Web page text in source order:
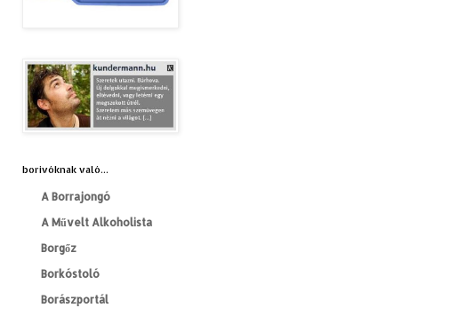
borivóknak való...
A Borrajongó
A Művelt Alkoholista
Borgőz
Borkóstoló
Borászportál